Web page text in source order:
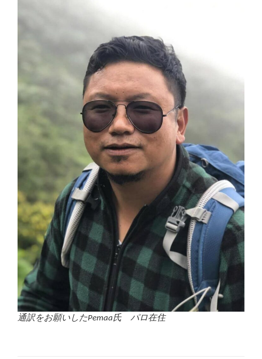
通訳をお願いしたPemaa氏 パロ在住